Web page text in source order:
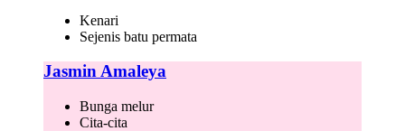
Kenari
Sejenis batu permata
Jasmin Amaleya
Bunga melur
Cita-cita